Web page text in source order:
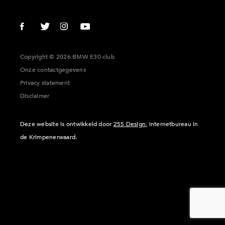
Copyright © 2026 BMW E30 club
Onze contactgegevens
Privacy statement
Disclaimer
Deze website is ontwikkeld door 255 Design, internetbureau in
de Krimpenerwaard.